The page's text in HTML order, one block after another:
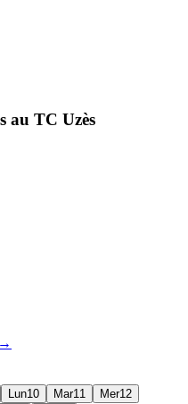
au TC Uzès
→
Lun10 Mar11 Mer12